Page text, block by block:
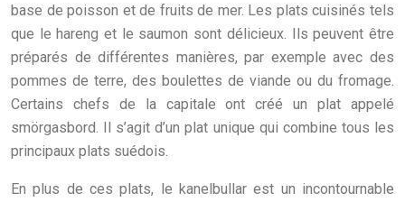
base de poisson et de fruits de mer. Les plats cuisinés tels
que le hareng et le saumon sont délicieux. Ils peuvent être
préparés de différentes manières, par exemple avec des
pommes de terre, des boulettes de viande ou du fromage.
Certains chefs de la capitale ont créé un plat appelé
smörgasbord. Il s’agit d’un plat unique qui combine tous les
principaux plats suédois.
En plus de ces plats, le kanelbullar est un incontournable